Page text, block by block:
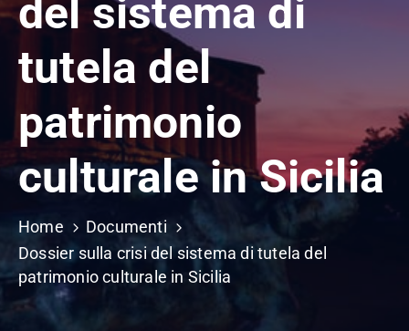
PUBBLICAZIONI
CONTATTI
del sistema di
tutela del
patrimonio
culturale in Sicilia
Home
Documenti
Dossier sulla crisi del sistema di tutela del
patrimonio culturale in Sicilia